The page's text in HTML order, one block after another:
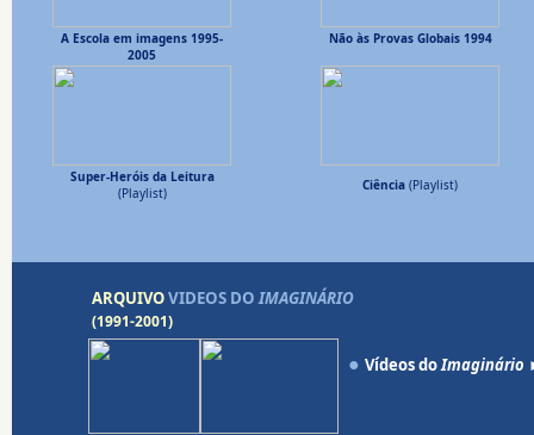
A Escola em imagens 1995-
2005
Não às Provas Globais 1994
Super-Heróis da Leitura
(Playlist)
Ciência (Playlist)
ARQUIVOVIDEOS DOIMAGINÁRIO
(1991-2001)
● Vídeos doImaginário